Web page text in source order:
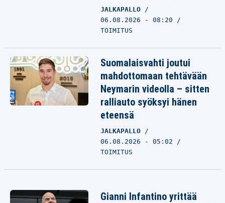
JALKAPALLO
06.08.2026 - 08:20
TOIMITUS
Suomalaisvahti joutui
mahdottomaan tehtävään
Neymarin videolla – sitten
ralliauto syöksyi hänen
eteensä
JALKAPALLO
06.08.2026 - 05:02
TOIMITUS
Gianni Infantino yrittää